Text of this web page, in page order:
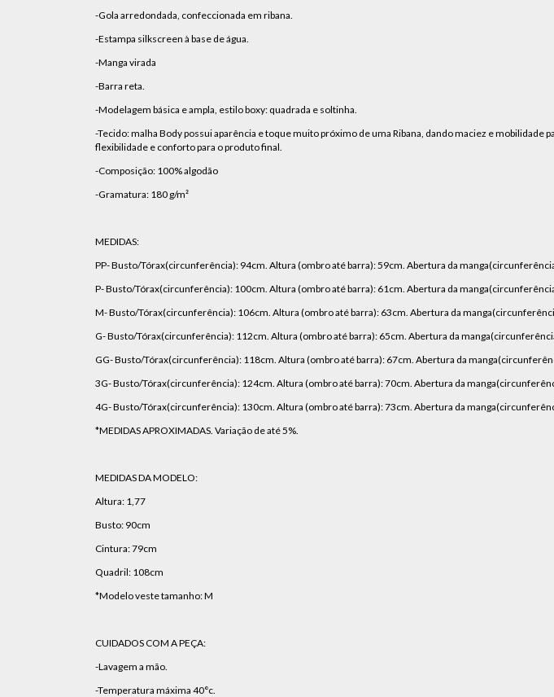
-Gola arredondada, confeccionada em ribana.
-Estampa silkscreen à base de água.
-Manga virada
-Barra reta.
-Modelagem básica e ampla, estilo boxy: quadrada e soltinha.
-Tecido: malha Body possui aparência e toque muito próximo de uma Ribana, dando maciez e
flexibilidade e conforto para o produto final.
-Composição: 100% algodão
-Gramatura: 180 g/m²
MEDIDAS:
PP- Busto/Tórax(circunferência): 94cm. Altura (ombro até barra): 59cm. Abertura da
P- Busto/Tórax(circunferência): 100cm. Altura (ombro até barra): 61cm. Abertura da
M- Busto/Tórax(circunferência): 106cm. Altura (ombro até barra): 63cm. Abertura da
G- Busto/Tórax(circunferência): 112cm. Altura (ombro até barra): 65cm. Abertura da
GG- Busto/Tórax(circunferência): 118cm. Altura (ombro até barra): 67cm. Abertura da
3G- Busto/Tórax(circunferência): 124cm. Altura (ombro até barra): 70cm. Abertura da
4G- Busto/Tórax(circunferência): 130cm. Altura (ombro até barra): 73cm. Abertura da
*MEDIDAS APROXIMADAS. Variação de até 5%.
MEDIDAS DA MODELO:
Altura: 1,77
Busto: 90cm
Cintura: 79cm
Quadril: 108cm
*Modelo veste tamanho: M
CUIDADOS COM A PEÇA:
-Lavagem a mão.
-Temperatura máxima 40°c.